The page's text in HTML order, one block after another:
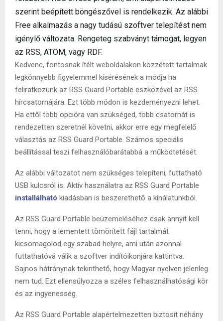
szerint beépített böngészővel is rendelkezik. Az alábbi
Free alkalmazás a nagy tudású szoftver telepítést nem
igénylő változata. Rengeteg szabványt támogat, legyen
az RSS, ATOM, vagy RDF.
Kedvenc, fontosnak ítélt weboldalakon közzétett tartalmak
legkönnyebb figyelemmel kísérésének a módja ha
feliratkozunk az RSS Guard Portable eszközével az RSS
hírcsatornájára. Ezt több módon is kezdeményezni lehet.
Ha ettől több opcióra van szükséged, több csatornát is
rendezetten szeretnél követni, akkor erre egy megfelelő
választás az RSS Guard Portable. Számos speciális
beállítással teszi felhasználóbarátabbá a működtetését.
Az alábbi változatot nem szükséges telepíteni, futtatható
USB kulcsról is. Aktív használatra az RSS Guard Portable
installálható kiadásban is beszerethető a kínálatunkból.
Az RSS Guard Portable beüzemeléséhez csak annyit kell
tenni, hogy a lementett tömörített fájl tartalmát
kicsomagolod egy szabad helyre, ami után azonnal
futtathatóvá válik a szoftver indítóikonjára kattintva.
Sajnos hátránynak tekinthető, hogy Magyar nyelven jelenleg
nem tud. Ezt ellensúlyozza a széles felhasználhatósági kör
és az ingyenesség.
Az RSS Guard Portable alapértelmezetten biztosít néhány